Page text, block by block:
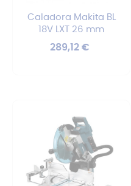
Caladora Makita BL
18V LXT 26 mm
Precio
289,12 €